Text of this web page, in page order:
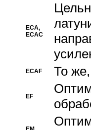
ECA,
ECAC
ECAF То
EF